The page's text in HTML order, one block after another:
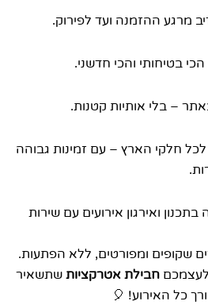
מרגע ההזמנה ועד לפירוק.
הכי בטיחותי והכי חדשני.
– בלי אותיות קטנות.
לכל חלקי הארץ – עם זמינות גבוהה
ואירגון אירועים עם שירות
שקופים ומפורטים, ללא הפתעות.
לעצמכם חבילת אטרקציות שתשאיר
כל האירוע! 🎈